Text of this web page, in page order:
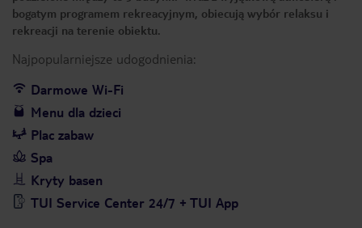
bogatym programem rekreacyjnym, obiecują wybór relaksu i
rekreacji na terenie obiektu.
Najpopularniejsze udogodnienia:
Darmowe Wi-Fi
Menu dla dzieci
Plac zabaw
Spa
Kryty basen
TUI Service Center 24/7 + TUI App